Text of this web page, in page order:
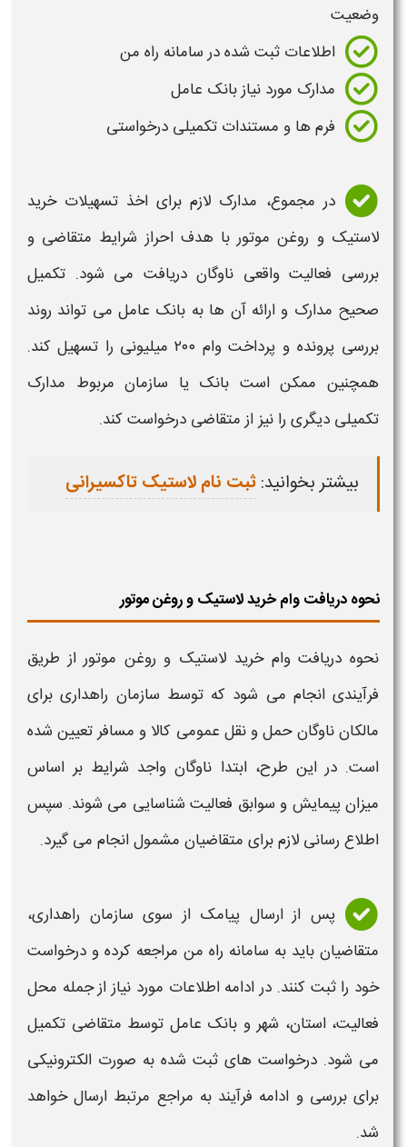
وضعیت
اطلاعات ثبت شده در سامانه راه من
مدارک مورد نیاز بانک عامل
فرم ها و مستندات تکمیلی درخواستی
در مجموع، مدارک لازم برای اخذ تسهیلات خرید
لاستیک و روغن موتور با هدف احراز شرایط متقاضی و
بررسی فعالیت واقعی ناوگان دریافت می شود. تکمیل
صحیح مدارک و ارائه آن ها به بانک عامل می تواند روند
بررسی پرونده و پرداخت وام ۲۰۰ میلیونی
را تسهیل کند.
همچنین ممکن است بانک یا سازمان مربوط مدارک
تکمیلی دیگری را نیز از متقاضی درخواست کند.
بیشتر بخوانید:ثبت نام لاستیک تاکسیرانی
نحوه دریافت وام خرید لاستیک و روغن موتور
نحوه دریافت وام خرید لاستیک و روغن موتور از طریق
فرآیندی انجام می شود که توسط سازمان راهداری برای
مالکان ناوگان حمل و نقل عمومی کالا و مسافر تعیین شده
است. در این طرح، ابتدا ناوگان واجد شرایط بر اساس
میزان پیمایش و سوابق فعالیت شناسایی می شوند. سپس
اطلاع رسانی لازم برای متقاضیان مشمول انجام می گیرد.
پس از ارسال پیامک از سوی سازمان راهداری،
متقاضیان باید به سامانه راه من مراجعه کرده و درخواست
خود را ثبت کنند. در ادامه اطلاعات مورد نیاز از جمله محل
فعالیت، استان، شهر و بانک عامل توسط متقاضی تکمیل
می شود. درخواست های ثبت شده به صورت الکترونیکی
برای بررسی و ادامه فرآیند به مراجع مرتبط ارسال خواهد
شد.